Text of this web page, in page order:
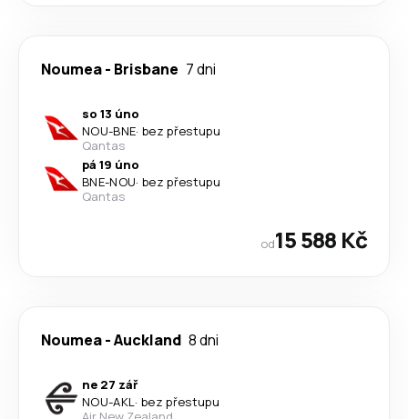
Noumea- Brisbane 7 dni
so 13 úno
NOU-BNE· bez přestupu
Qantas
pá 19 úno
BNE-NOU· bez přestupu
Qantas
od15 588 Kč
Noumea-Auckland 8 dni
ne 27 zář
NOU-AKL· bez přestupu